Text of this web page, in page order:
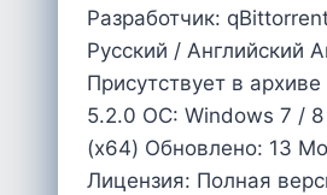
Разработчик:
Русский / Английский
Присутствует в
5.2.0 OC: Windows 7 / 8
(x64) Обновлено: 13
Лицензия: Полная